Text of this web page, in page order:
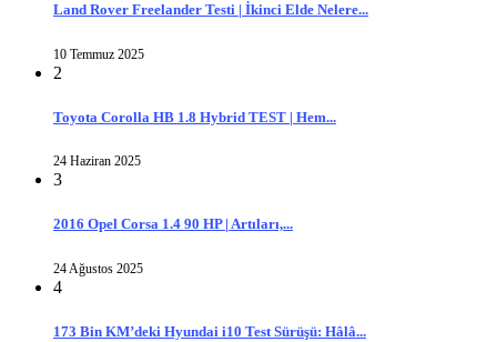
Land Rover Freelander Testi | İkinci Elde Nelere...
10 Temmuz 2025
2
Toyota Corolla HB 1.8 Hybrid TEST | Hem...
24 Haziran 2025
3
2016 Opel Corsa 1.4 90 HP | Artıları,...
24 Ağustos 2025
4
173 Bin KM’deki Hyundai i10 Test Sürüşü: Hâlâ...